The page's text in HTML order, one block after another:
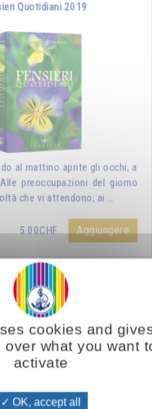
Quotidiani 2019
al mattino aprite gli occhi, a
preoccupazioni del giorno
che vi attendono, ai …
5.00CHF Aggiungere
Vous voulez
cookies and
over what you want
activate
OK, accept all